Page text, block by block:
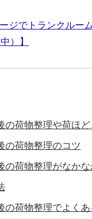
ジでトランクルー
）】
の荷物整理や荷ほ
の荷物整理のコツ
の荷物整理がなか
の荷物整理でよく